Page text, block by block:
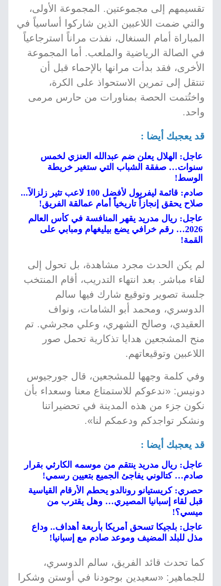
تقسيمهم إلى مجموعتين. المجموعة الأولى،
والتي ضمت اللاعبين الذين شاركوا أساسياً في
المباراة أمام السنغال، نفذت مراناً استرجاعياً
في الصالة الرياضية والملعب. أما المجموعة
الأخرى، فقد بدأت مرانها بالإحماء قبل أن
تنتقل إلى تمرين الاستحواذ على الكرة،
واختُتمت الحصة بمناورات من حارس مرمى
واحد.
قد يعجبك أيضا :
عاجل: الهلال يعلن ضم عبدالله العنزي لخمس
سنوات… صفقة الشباب التي ستغير خريطة
الوسط!
صادم: قائمة ليفربول لأفضل 100 لاعب تثير زلزالاً...
صلاح يحقق إنجازاً تاريخياً أمام عمالقة الفريق!
عاجل: ريال مدريد يقهر المنافسة في كأس العالم
2026… رقم خرافي يضع بيليغهام ومبابي على
القمة!
لم يكن الحدث مجرد مشاهدة، بل تحول إلى
لقاء مباشر. بعد انتهاء التدريب، أقام المنتخب
جلسة تصوير وتوقيع شارك فيها سالم
الدوسري، ومحمد أبو الشامات، ونواف
العقيدي، وصالح الشهري، وعلي مجرشي. تم
منح المشجعين هدايا تذكارية تحمل صور
اللاعبين وتوقيعاتهم.
وفي كلمة وجهها للمشجعين، قال جورجيوس
دونيس: «ندعوكم للاستمتاع معنا وسعداء بأن
نكون جزء من هذه المدينة في تحضيراتنا
ونشكر تواجدكم ودعمكم لنا».
قد يعجبك أيضا :
عاجل: ريال مدريد ينتقم من موسمه الكارثي بقرار
صادم… كتالوني يفاجئ الجميع بتعيين رسمي!
حصري: كريستيانو رونالدو يحطم الأرقام القياسية
قبل لقاء إسبانيا المصيري… وهل يقترب من
ميسي؟!
عاجل: بلجيكا تسحق أمريكا بأربعة أهداف.. وداع
مذل للبلد المضيف وموعد صادم مع إسبانيا!
كما تحدث قائد الفريق، سالم الدوسري،
للجماهير: «سعيدين بوجودنا في أوستن وشكرا